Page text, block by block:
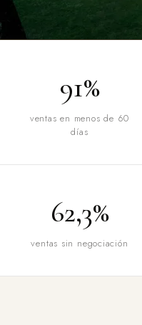
91%
ventas en menos de 60
días
62,3%
ventas sin negociación